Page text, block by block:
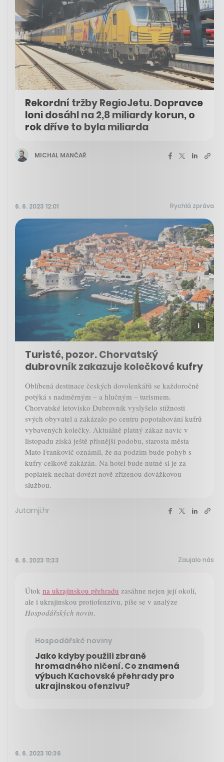
Rekordní tržby RegioJetu. Dopravce
loni dosáhl na 2,8 miliardy korun, o
rok dříve to byla miliarda
MICHAL MANČAŘ
6. 6. 2023 12:01 Rychlá zpráva
Turisté, pozor. Chorvatský
dubrovník zakazuje kolečkové kufry
Oblíbená destinace českých dovolenkářů se každoročně
potýká s nadměrným – a hlučným – turismem.
Chorvatské letovisko Dubrovník vyslyšelo stížnosti
svých obyvatel a zakázalo po centru popotahování kufrů
vybavených kolečky. Aktuálně platný zákaz navíc v
listopadu získá ještě přísnější podobu, starosta města
Mato Frankovič oznámil, že na podzim bude pohyb s
kufry celkově zakázán. Na hotel bude nutné si je za
poplatek nechat dovézt nově zřízenou dovážkovou
službou.
Jutarnji.hr
6. 6. 2023 11:33 Zaujalo nás
Útok na ukrajinskou přehradu zasáhne nejen její okolí,
ale i ukrajinskou protiofenzívu, píše se v analýze
Hospodářských novin.
Hospodářské noviny
Jako kdyby použili zbraně
hromadného ničení. Co znamená
výbuch Kachovské přehrady pro
ukrajinskou ofenzivu?
6. 6. 2023 10:36